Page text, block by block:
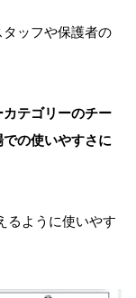
ッフや保護者の
テゴリーのチー
の使いやすさに
るように使いやす